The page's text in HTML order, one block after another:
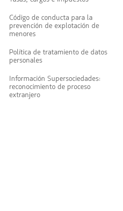
Código de conducta para la
prevención de explotación de
menores
Política de tratamiento de datos
personales
Información Supersociedades:
reconocimiento de proceso
extranjero